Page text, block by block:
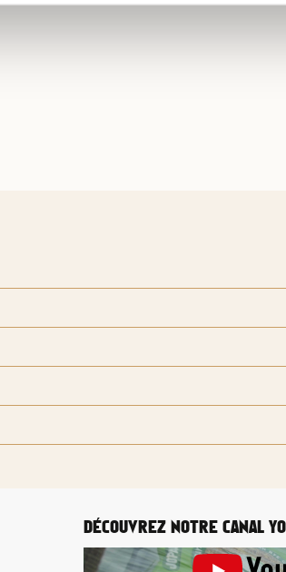
DÉCOUVREZ NOTRE CANAL